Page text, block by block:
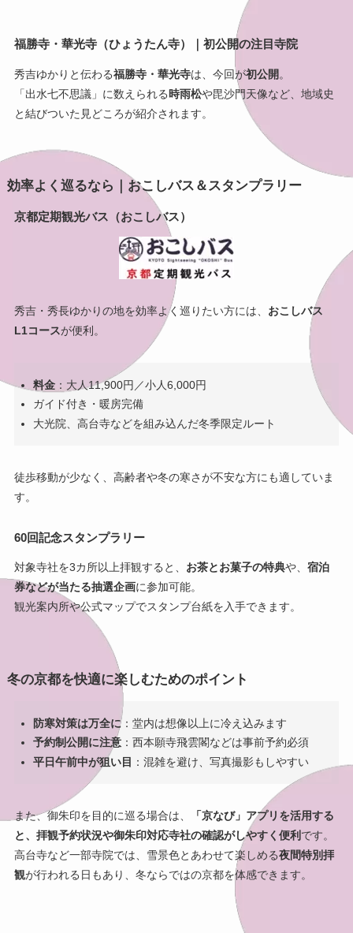
福勝寺・華光寺（ひょうたん寺）｜初公開の注目寺院
秀吉ゆかりと伝わる福勝寺・華光寺は、今回が初公開 。
「出水七不思議」に数えられる時雨松や毘沙門天像など、地域史
と結びついた見どころが紹介されます。
効率よく巡るなら｜おこしバス＆スタンプラリー
京都定期観光バス（おこしバス）
秀吉・秀長ゆかりの地を効率よく巡りたい方には、 おこしバス
L1コースが便利。
料金 ：大人11,900円／小人6,000円
ガイド付き・暖房完備
大光院、高台寺などを組み込んだ冬季限定ルート
徒歩移動が少なく、高齢者や冬の寒さが不安な方にも適していま
す。
60回記念スタンプラリー
対象寺社を3カ所以上拝観すると、 お茶とお菓子の特典や、 宿泊
券などが当たる抽選企画に参加可能。
観光案内所や公式マップでスタンプ台紙を入手できます。
冬の京都を快適に楽しむためのポイント
防寒対策は万全に：堂内は想像以上に冷え込みます
予約制公開に注意 ：西本願寺飛雲閣などは事前予約必須
平日午前中が狙い目 ：混雑を避け、写真撮影もしやすい
また、御朱印を目的に巡る場合は、
「京なび」アプリを活用する
と、拝観予約状況や御朱印対応寺社の確認がしやすく便利 です。
高台寺など一部寺院では、雪景色とあわせて楽しめる夜間特別拝
観が行われる日もあり、冬ならではの京都を体感できます。